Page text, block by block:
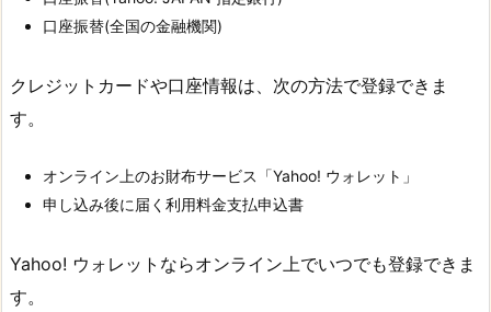
口座振替(全国の金融機関)
クレジットカードや口座情報は、次の方法で登録できま
す。
オンライン上のお財布サービス「Yahoo! ウォレット」
申し込み後に届く利用料金支払申込書
Yahoo! ウォレットならオンライン上でいつでも登録できま
す。